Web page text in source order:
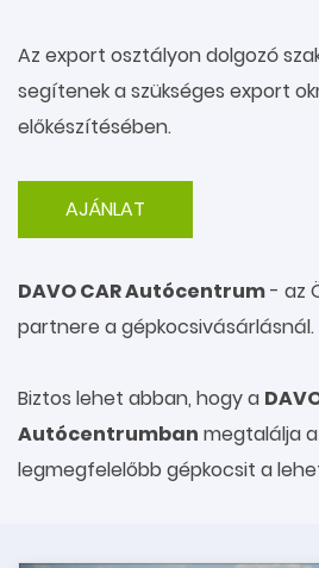
Az export osztályon dolgozó
segítenek a szükséges export
előkészítésében.
DAVO CAR Autócentrum- az
partnere a gépkocsivásárlásnál.
Biztos lehet abban, hogy a
Autócentrumban megtalálja
legmegfelelőbb gépkocsit a